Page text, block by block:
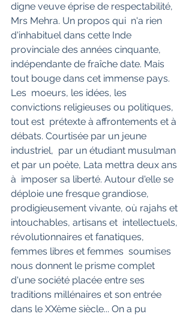
digne veuve éprise de respectabilité,
Mrs Mehra. Un propos qui  n'a rien
d'inhabituel dans cette Inde
provinciale des années cinquante,
indépendante de fraîche date. Mais
tout bouge dans cet immense pays.
Les  moeurs, les idées, les
convictions religieuses ou politiques,
tout est  prétexte à affrontements et à
débats. Courtisée par un jeune
industriel,  par un étudiant musulman
et par un poète, Lata mettra deux ans
à  imposer sa liberté. Autour d'elle se
déploie une fresque grandiose,
prodigieusement vivante, où rajahs et
intouchables, artisans et  intellectuels,
révolutionnaires et fanatiques,
femmes libres et femmes  soumises
nous donnent le prisme complet
d'une société placée entre ses
traditions millénaires et son entrée
dans le XXème siècle... On a pu